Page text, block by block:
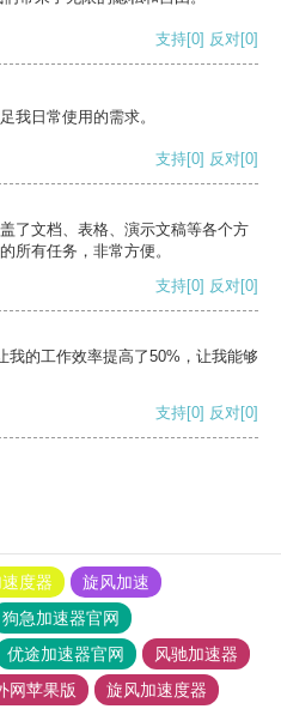
支持[0] 反对[0]
我日常使用的需求。
支持[0] 反对[0]
了文档、表格、演示文稿等各个方
所有任务，非常方便。
支持[0] 反对[0]
我的工作效率提高了50%，让我能够
支持[0] 反对[0]
度器
旋风加速
狗急加速器官网
优途加速器官网
风驰加速器
网苹果版
旋风加速度器